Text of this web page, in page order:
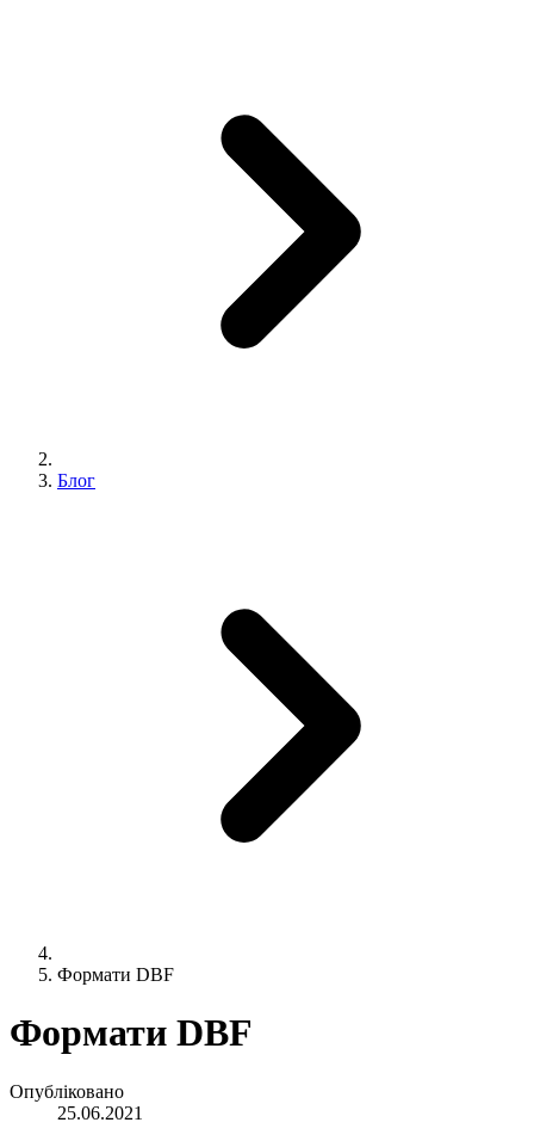
Блог
Формати DBF
Формати DBF
Опубліковано
25.06.2021